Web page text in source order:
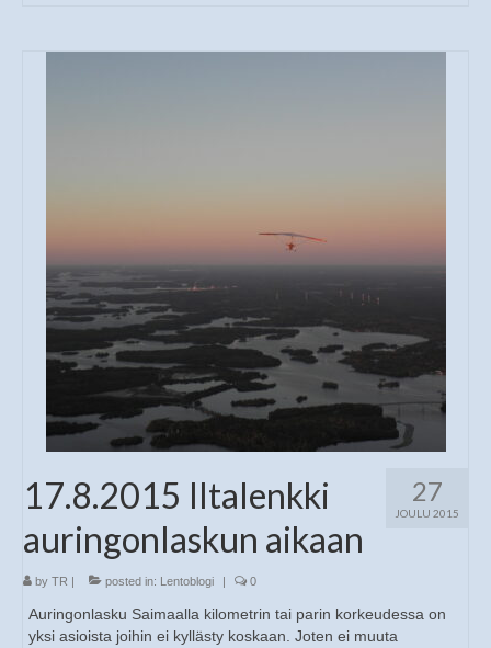
27
JOULU 2015
17.8.2015 Iltalenkki
auringonlaskun aikaan
by TR posted in: Lentoblogi 0
Auringonlasku Saimaalla kilometrin tai parin korkeudessa on
yksi asioista joihin ei kyllästy koskaan. Joten ei muuta